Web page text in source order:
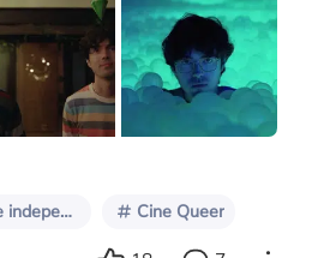
narración de donde se
como la pérdida y la
compulsión, la mentira y el
el amor y el vacío.
largometraje del dir
cine independiente Cine Queer